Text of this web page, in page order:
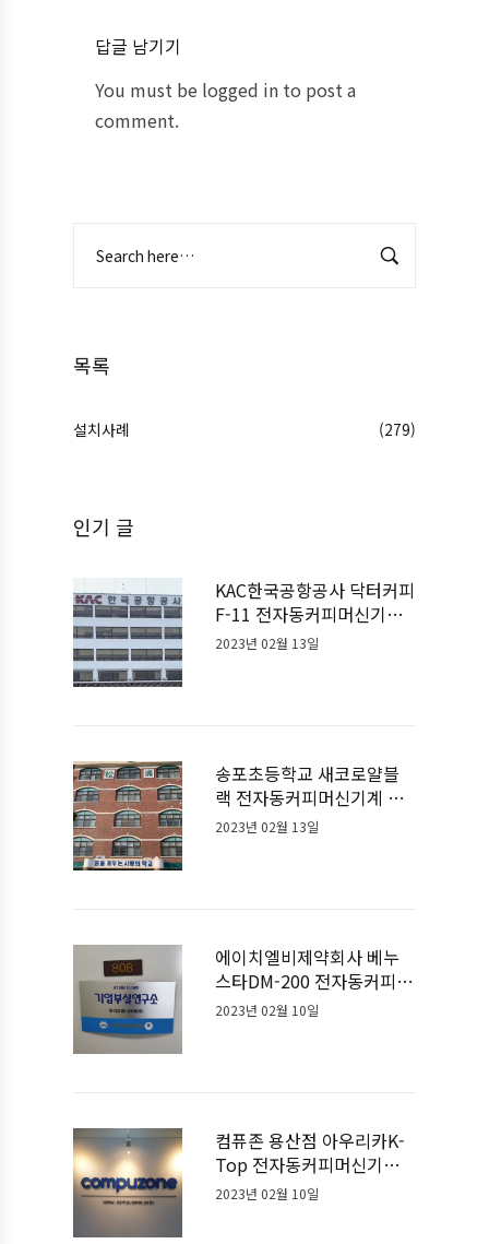
목록
설치사례 (279)
인기 글
KAC한국공항공사 닥터커피
F-11 전자동커피머신기계
설치사례
2023년 02월 13일
송포초등학교 새코로얄블
랙 전자동커피머신기계 설
치사례
2023년 02월 13일
에이치엘비제약회사 베누
스타DM-200 전자동커피머
신기계 설치사례
2023년 02월 10일
컴퓨존 용산점 아우리카K-
Top 전자동커피머신기계
설치사례
2023년 02월 10일
답글 남기기
You must be logged in to post a
comment.